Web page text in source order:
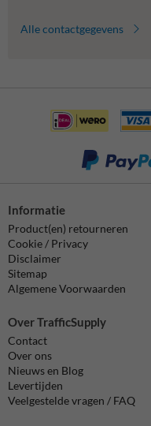
Alle contactgegevens
Informatie
Product(en) retourneren
Cookie / Privacy
Disclaimer
Sitemap
Algemene Voorwaarden
Over TrafficSupply
Contact
Over ons
Nieuws en Blog
Levertijden
Veelgestelde vragen / FAQ